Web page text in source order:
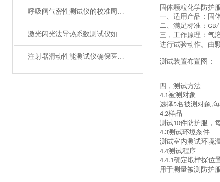
呼吸阀气密性测试仪的校准周期与重要性
激光闪光法导热系数测试仪如何征服极端温度下的材料测试？
注射器滑动性能测试仪确保医疗注射安全顺畅
固体颗粒化学防护
一、适用产品：固
二、满足标准： GB/
三， 工作原理：气
进行试验动作。由
测试装置布置图 ：
四，测试方法
4.1被测对象
选择5名被测对象,
4.2样品
测试10件防护服，
4.3测试环境条件
测试室内测试环境
4.4测试程序
4.4.1确定取样探位
用于测量被测防护